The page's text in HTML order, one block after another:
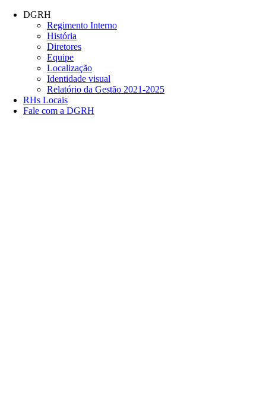
Conteúdo principal
DGRH
Regimento Interno
História
Diretores
Equipe
Localização
Identidade visual
Relatório da Gestão 2021-2025
RHs Locais
Fale com a DGRH